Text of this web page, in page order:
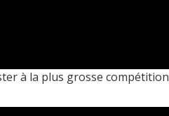
à la plus grosse compétition